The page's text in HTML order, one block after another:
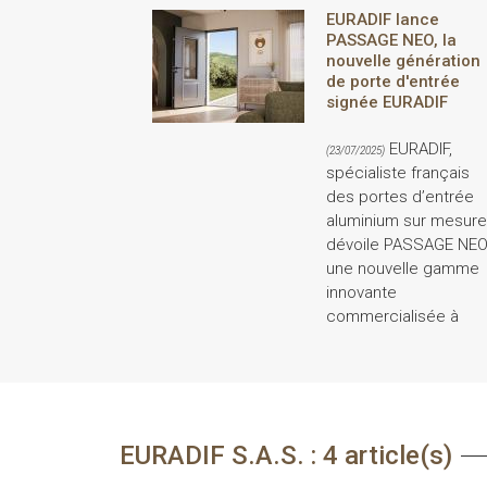
EURADIF lance
PASSAGE NEO, la
nouvelle génération
de porte d'entrée
signée EURADIF
(23/07/2025) EURADIF,
spécialiste français
des portes d’entrée
aluminium sur
dévoile PASSAGE
une nouvelle gamme
innovante
commercialisée à
EURADIF S.A.S. : 4 article(s)